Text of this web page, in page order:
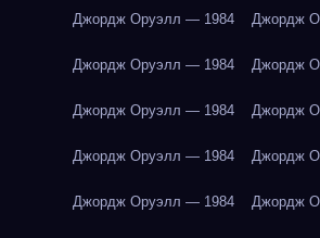
Джордж Оруэлл — 1984 Джордж
Джордж Оруэлл — 1984 Джордж
Джордж Оруэлл — 1984 Джордж
Джордж Оруэлл — 1984 Джордж
Джордж Оруэлл — 1984 Джордж